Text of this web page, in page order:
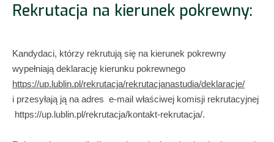
Rekrutacja na kierunek pokrewny:
Kandydaci, którzy rekrutują się na kierunek pokrewny
wypełniają deklarację kierunku pokrewnego
https://up.lublin.pl/rekrutacja/rekrutacjanastudia/deklaracje/
i przesyłają ją na adres e-mail właściwej komisji rekrutacyjnej
https://up.lublin.pl/rekrutacja/kontakt-rekrutacja/.